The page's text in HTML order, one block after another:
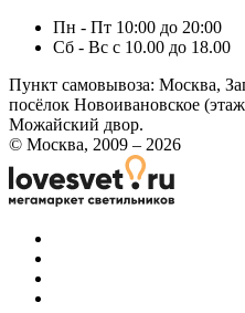
Пн - Пт 10:00 до 20:00
Сб - Вс с 10.00 до 18.00
Пункт самовывоза: Москва,
посёлок Новоивановское
Можайский двор.
© Москва, 2009 – 2026